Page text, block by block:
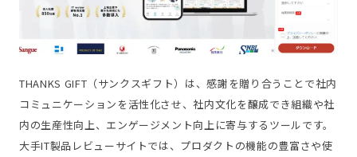
THANKS GIFT（サンクスギフト）は、感謝を贈り合うことで社内
コミュニケーションを活性化させ、社内文化を醸成でき組織や社
内の生産性向上、エンゲージメント向上に寄与するツールです。
大手IT製品レビューサイトでは、プロダクトの機能の豊富さや使